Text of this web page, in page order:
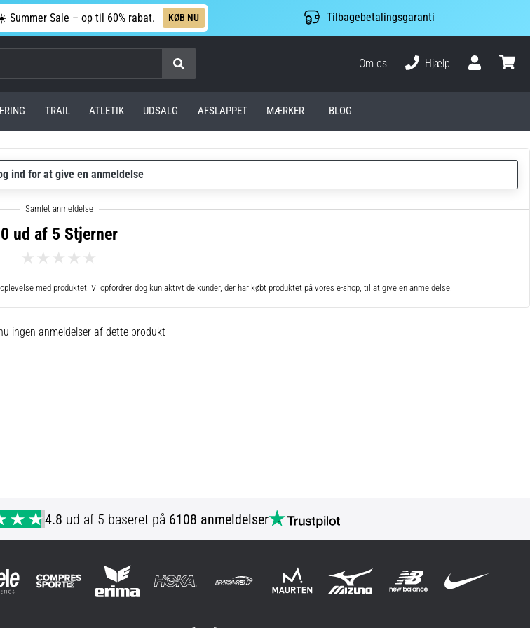
Summer Sale – op til 60% rabat. KØB NU Tilbagebetalingsgaranti
Om os
Hjælp
TRAIL ATLETIK UDSALG AFSLAPPET MÆRKER BLOG
ind for at give en anmeldelse
0 ud af 5 Stjerner
med produktet. Vi opfordrer dog kun aktivt de kunder, der har købt produktet på vores e-shop, til at give en anmeldelse.
ingen anmeldelser af dette produkt
4.8 ud af 5 baseret på 6108 anmeldelser